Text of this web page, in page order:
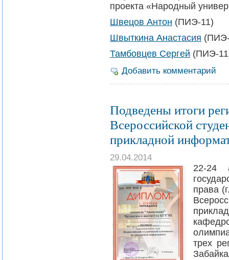
проекта «Народный
Швецов Антон (ПИЭ-11)
Швыткина Анастасия
Тамбовцев Сергей (ПИЭ-
Добавить комментарий
Подведены итоги
Всероссийской
прикладной
29.04.2014
22-24
права
трех